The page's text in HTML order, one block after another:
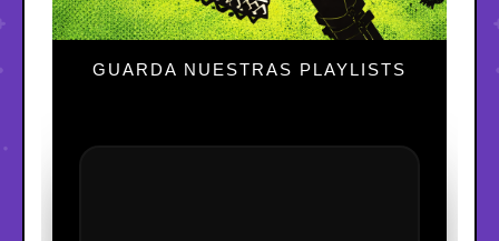
GUARDA NUESTRAS PLAYLISTS